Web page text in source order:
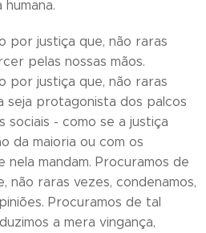
por justiça que, não raras
pelas nossas mãos.
por justiça que, não raras
seja protagonista dos palcos
sociais - como se a justiça
da maioria ou com os
nela mandam. Procuramos de
não raras vezes, condenamos,
Procuramos de tal
a mera vingança,